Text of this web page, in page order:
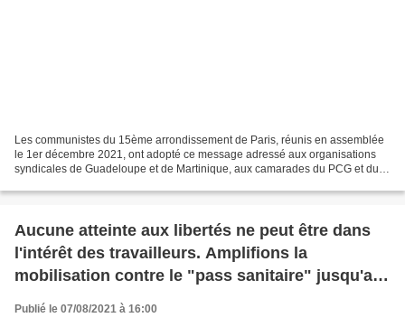
Les communistes du 15ème arrondissement de Paris, réunis en assemblée
le 1er décembre 2021, ont adopté ce message adressé aux organisations
syndicales de Guadeloupe et de Martinique, aux camarades du PCG et du
Aucune atteinte aux libertés ne peut être dans
l'intérêt des travailleurs. Amplifions la
mobilisation contre le "pass sanitaire" jusqu'au
retrait !
Publié le 07/08/2021 à 16:00